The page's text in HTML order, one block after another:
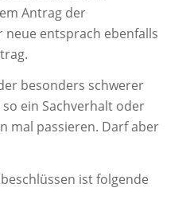
Antrag der
neue entsprach ebenfalls
besonders schwerer
ein Sachverhalt oder
mal passieren. Darf aber
ist folgende